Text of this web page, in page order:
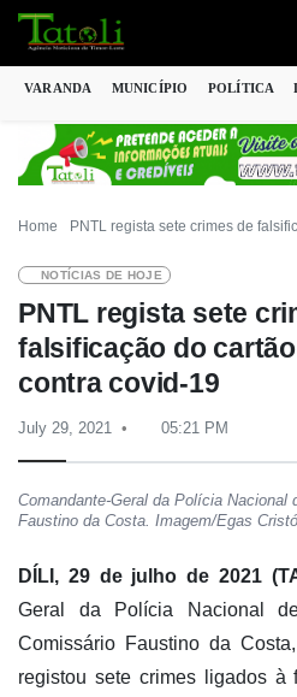
VARANDA MUNICÍPIO POLÍTICA
Home PNTL regista sete crimes de
NOTÍCIAS DE HOJE
PNTL regista sete
falsificação do
contra covid-19
July 29, 2021 05:21 PM
Comandante-Geral da Polícia Nacional
Faustino da Costa. Imagem/Egas
DÍLI, 29 de julho de 2021
Geral da Polícia Nacional
Comissário Faustino da
registou sete crimes ligados à